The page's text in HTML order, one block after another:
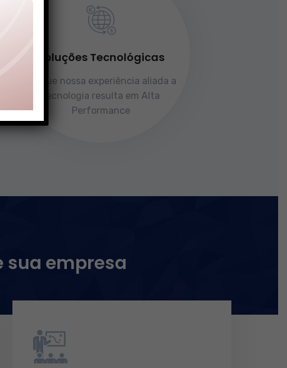
Soluções Tecnológicas
Porque nossa experiência aliada a
tecnologia resulta em Alta
Performance
sua empresa